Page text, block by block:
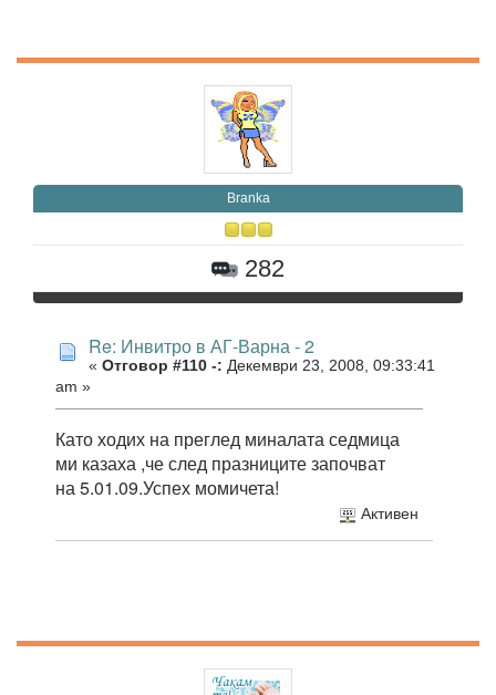
Branka
282
Re: Инвитро в АГ-Варна - 2
« Отговор #110 -: Декември 23, 2008, 09:33:41
am »
Като ходих на преглед миналата седмица
ми казаха ,че след празниците започват
на 5.01.09.Успех момичета!
Активен